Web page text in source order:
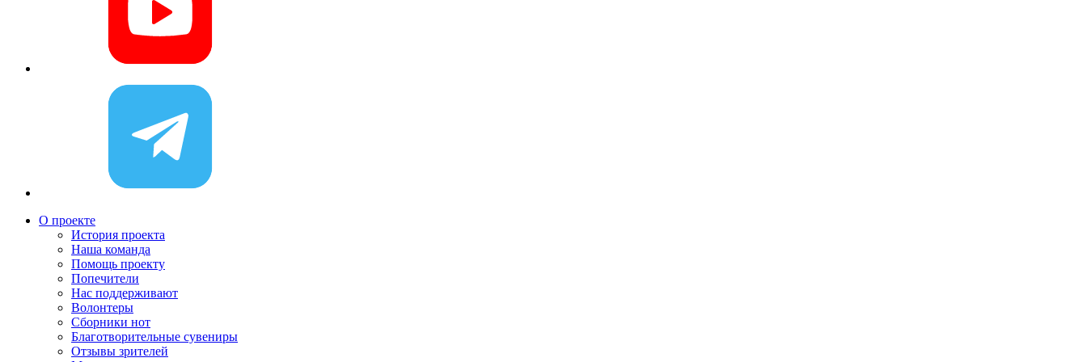
О проекте
История проекта
Наша команда
Помощь проекту
Попечители
Нас поддерживают
Волонтеры
Сборники нот
Благотворительные сувениры
Отзывы зрителей